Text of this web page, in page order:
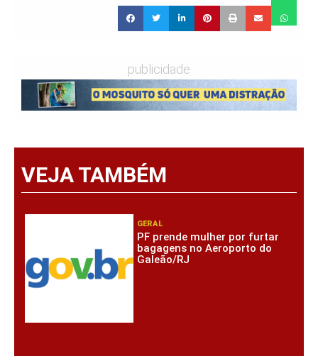
publicidade
VEJA TAMBÉM
GERAL
PF prende mulher por furtar
bagagens no Aeroporto do
Galeão/RJ